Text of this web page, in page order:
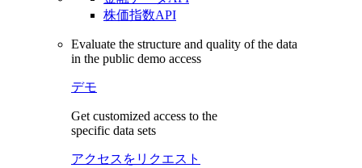
株価指数API
Evaluate the structure and quality of the data
in the public demo access
デモ
Get customized access to the
specific data sets
アクセスをリクエスト